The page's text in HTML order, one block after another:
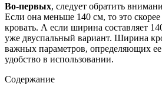
Во-первых, следует обратить
Если она меньше 140 см, то это скорее
кровать. А если ширина составляет
уже двуспальный вариант. Ширина
важных параметров, определяющих
удобство в использовании.
Содержание